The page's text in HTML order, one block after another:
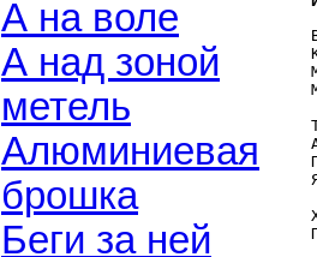
А на воле
А над зоной
метель
Алюминиевая
брошка
Беги за ней